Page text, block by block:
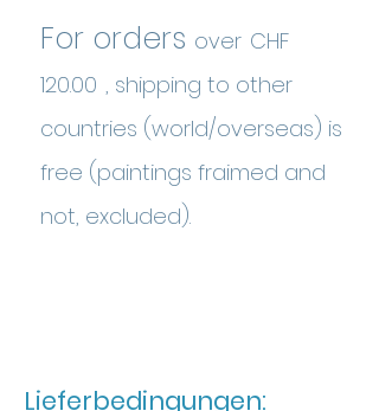
For orders over CHF
120.00 , shipping to other
countries (world/overseas) is
free (paintings fraimed and
not, excluded).
Lieferbedingungen: